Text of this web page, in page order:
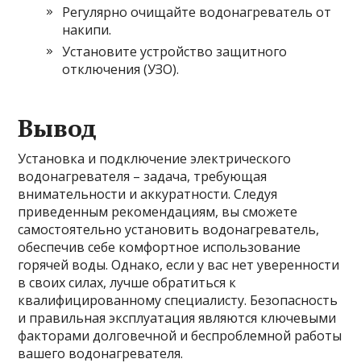
Регулярно очищайте водонагреватель от
накипи.
Установите устройство защитного
отключения (УЗО).
Вывод
Установка и подключение электрического
водонагревателя – задача, требующая
внимательности и аккуратности. Следуя
приведенным рекомендациям, вы сможете
самостоятельно установить водонагреватель,
обеспечив себе комфортное использование
горячей воды. Однако, если у вас нет уверенности
в своих силах, лучше обратиться к
квалифицированному специалисту. Безопасность
и правильная эксплуатация являются ключевыми
факторами долговечной и беспроблемной работы
вашего водонагревателя.